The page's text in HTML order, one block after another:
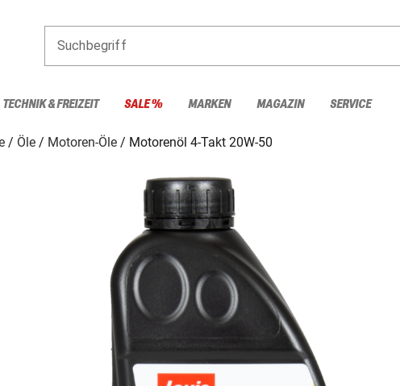
Suchbegriff
TECHNIK & FREIZEIT SALE % MARKEN MAGAZIN SERVICE
Öle Motoren-Öle
Motorenöl 4-Takt 20W-50